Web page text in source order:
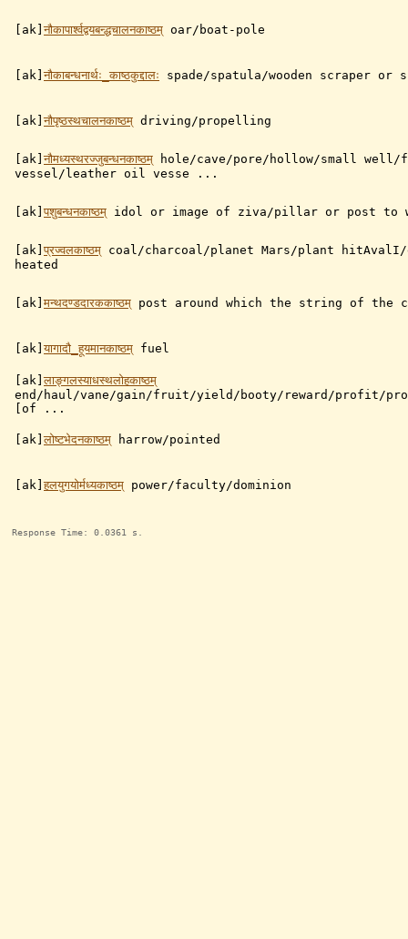
[ak]नौकापार्श्वद्वयबन्द्धचालनकाष्ठम् oar/boat-pole
[ak]नौकाबन्धनार्थः_काष्ठकुद्दालः spade/spatula/wooden scraper or
[ak]नौपृष्ठस्थचालनकाष्ठम् driving/propelling
[ak]नौमध्यस्थरज्जुबन्धनकाष्ठम्
hole/cave/pore/hollow/small
vessel/leather oil vesse ...
[ak]पशुबन्धनकाष्ठम् idol or image of ziva/pillar or post to
[ak]प्रज्वलकाष्ठम् coal/charcoal/planet Mars/plant
heated
[ak]मन्थदण्डदारककाष्ठम् post around which the string of the
[ak]यागादौ_हूयमानकाष्ठम् fuel
[ak]लाङ्गलस्याधस्थलोहकाष्ठम्
end/haul/vane/gain/fruit/yield/booty/reward/profit/
[of ...
[ak]लोष्टभेदनकाष्ठम् harrow/pointed
[ak]हलयुगयोर्मध्यकाष्ठम् power/faculty/dominion
Response Time: 0.0361 s.